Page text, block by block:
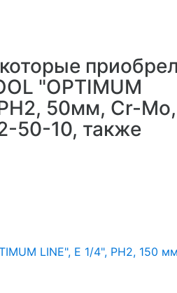
"OPTIMUM
50мм, Cr-Mo,
50-10, также